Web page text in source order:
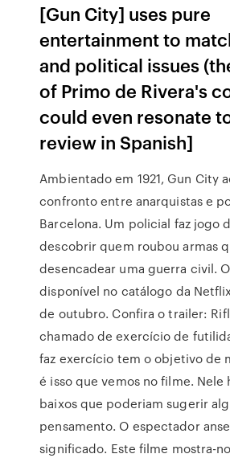
[Gun City] uses pure
entertainment to
and political issues
of Primo de Rivera's
could even resonate
review in Spanish]
Ambientado em 1921, Gun City
confronto entre anarquistas e
Barcelona. Um policial faz jogo
descobrir quem roubou armas
desencadear uma guerra civil.
disponível no catálogo da
de outubro. Confira o trailer:
chamado de exercício de
faz exercício tem o objetivo de
é isso que vemos no filme. Nele
baixos que poderiam sugerir
pensamento. O espectador
significado. Este filme mostra-